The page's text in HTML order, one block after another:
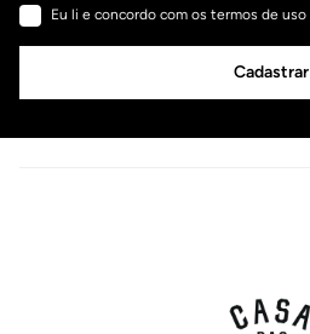
Eu li e concordo com os termos de uso
Cadastrar